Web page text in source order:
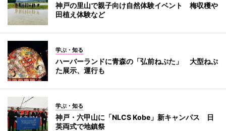
神戸の里山で親子向け自然体験イベント 梅収穫や
田植え体験など
学ぶ・知る
ハーバーランドに青森の「弘前ねぷた」 大型ねぷ
た展示、運行も
学ぶ・知る
神戸・六甲山に「NLCS Kobe」新キャンパス 日
英両式で地鎮祭